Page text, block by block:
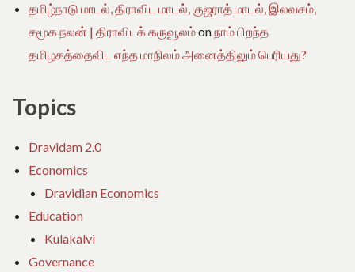
தமிழ்நாடு மாடல், திராவிட மாடல், குஜராத் மாடல், இலவசம்,
சமூக நலன் | திராவிடக் கருவூலம்onநாம் பிறந்த
தமிழகத்தைவிட எந்த மாநிலம் அனைத்திலும் பெரியது?
Topics
Dravidam 2.0
Economics
Dravidian Economics
Education
Kulakalvi
Governance